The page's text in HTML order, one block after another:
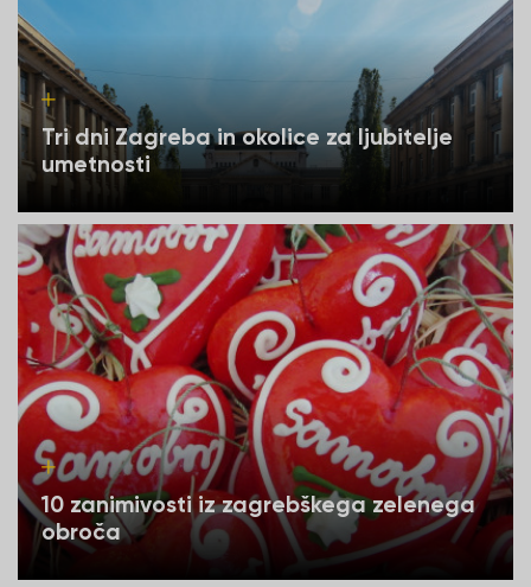
Tri dni Zagreba in okolice za ljubitelje
umetnosti
10 zanimivosti iz zagrebškega zelenega
obroča